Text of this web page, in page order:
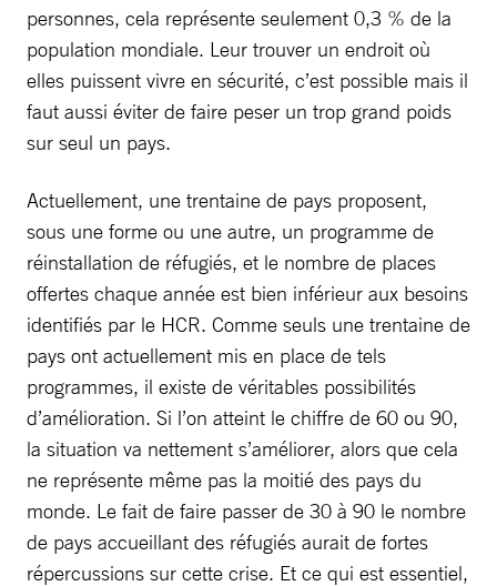
personnes, cela représente seulement 0,3 % de la
population mondiale. Leur trouver un endroit où
elles puissent vivre en sécurité, c’est possible mais il
faut aussi éviter de faire peser un trop grand poids
sur seul un pays.
Actuellement, une trentaine de pays proposent,
sous une forme ou une autre, un programme de
réinstallation de réfugiés, et le nombre de places
offertes chaque année est bien inférieur aux besoins
identifiés par le HCR. Comme seuls une trentaine de
pays ont actuellement mis en place de tels
programmes, il existe de véritables possibilités
d’amélioration. Si l’on atteint le chiffre de 60 ou 90,
la situation va nettement s’améliorer, alors que cela
ne représente même pas la moitié des pays du
monde. Le fait de faire passer de 30 à 90 le nombre
de pays accueillant des réfugiés aurait de fortes
répercussions sur cette crise. Et ce qui est essentiel,